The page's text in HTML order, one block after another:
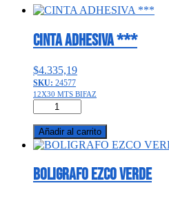
CINTA ADHESIVA ***
$4.335,19
SKU: 24577
12X30 MTS BIFAZ
CINTA
ADHESIVA
***
cantidad
Añadir al carrito
BOLIGRAFO EZCO VERDE